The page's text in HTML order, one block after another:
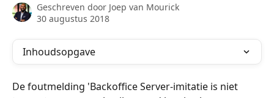
Geschreven door Joep van Mourick
30 augustus 2018
Inhoudsopgave
De foutmelding 'Backoffice Server-imitatie is niet